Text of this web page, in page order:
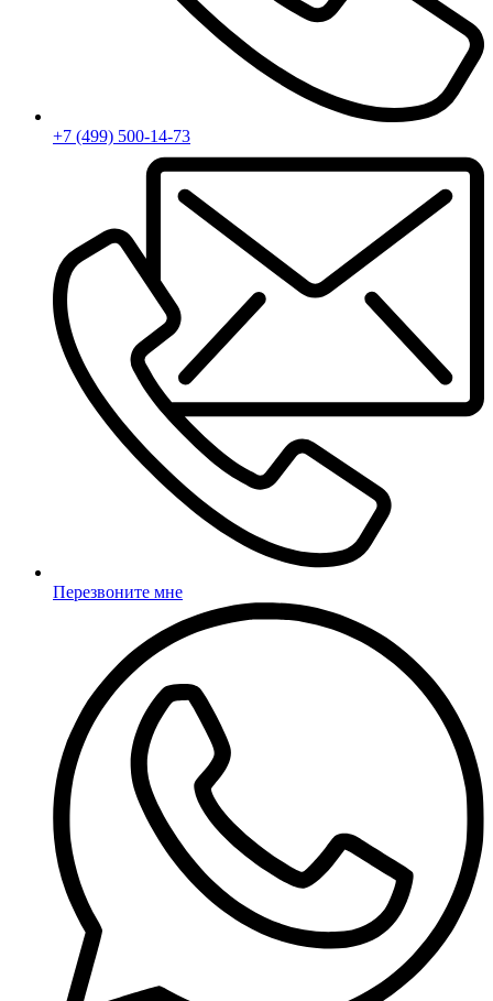
+7 (499) 500-14-73
Перезвоните мне